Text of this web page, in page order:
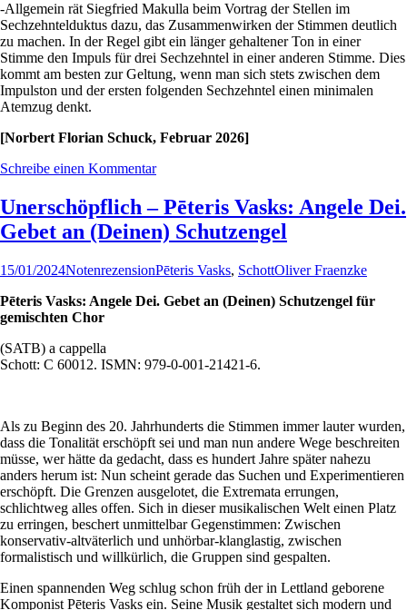
-Allgemein rät Siegfried Makulla beim Vortrag der Stellen im
Sechzehntelduktus dazu, das Zusammenwirken der Stimmen deutlich
zu machen. In der Regel gibt ein länger gehaltener Ton in einer
Stimme den Impuls für drei Sechzehntel in einer anderen Stimme. Dies
kommt am besten zur Geltung, wenn man sich stets zwischen dem
Impulston und der ersten folgenden Sechzehntel einen minimalen
Atemzug denkt.
[Norbert Florian Schuck, Februar 2026]
Schreibe einen Kommentar
Unerschöpflich – Pēteris Vasks: Angele Dei.
Gebet an (Deinen) Schutzengel
15/01/2024NotenrezensionPēteris Vasks, SchottOliver Fraenzke
Pēteris Vasks: Angele Dei. Gebet an (Deinen) Schutzengel für
gemischten Chor
(SATB) a cappella
Schott: C 60012. ISMN: 979-0-001-21421-6.
Als zu Beginn des 20. Jahrhunderts die Stimmen immer lauter wurden,
dass die Tonalität erschöpft sei und man nun andere Wege beschreiten
müsse, wer hätte da gedacht, dass es hundert Jahre später nahezu
anders herum ist: Nun scheint gerade das Suchen und Experimentieren
erschöpft. Die Grenzen ausgelotet, die Extremata errungen,
schlichtweg alles offen. Sich in dieser musikalischen Welt einen Platz
zu erringen, beschert unmittelbar Gegenstimmen: Zwischen
konservativ-altväterlich und unhörbar-klanglastig, zwischen
formalistisch und willkürlich, die Gruppen sind gespalten.
Einen spannenden Weg schlug schon früh der in Lettland geborene
Komponist Pēteris Vasks ein. Seine Musik gestaltet sich modern und